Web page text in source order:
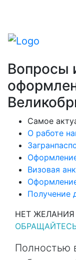
Вопросы
Самое
О работе
Визовая
Получение
НЕТ
Полностью